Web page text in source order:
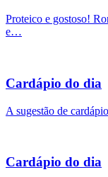
Proteico e gostoso!
e…
Cardápio do dia
A sugestão de
Cardápio do dia